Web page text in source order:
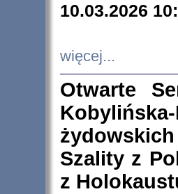
10.03.2026
więcej...
Otwarte
Szality z
z